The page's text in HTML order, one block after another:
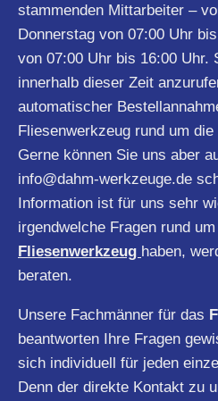
stammenden Mittarbeiter –
Donnerstag von 07:00 Uhr
von 07:00 Uhr bis 16:00 Uhr.
innerhalb dieser Zeit
automatischer
Fliesenwerkzeug rund um
Gerne können Sie uns aber
info@dahm-werkzeuge.de
Information ist für uns sehr
irgendwelche Fragen rund
Fliesenwerkzeug haben,
beraten.
Unsere Fachmänner für das
beantworten Ihre Fragen
sich individuell für jeden
Denn der direkte Kontakt zu